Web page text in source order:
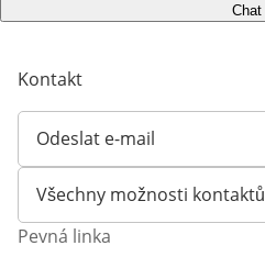
Chat
Kontakt
Odeslat e-mail
Otevírá e-mailového klienta
Všechny možnosti kontaktů
Pevná linka